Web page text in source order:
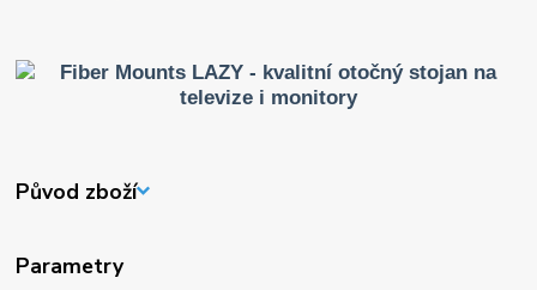
Původ zboží
Parametry